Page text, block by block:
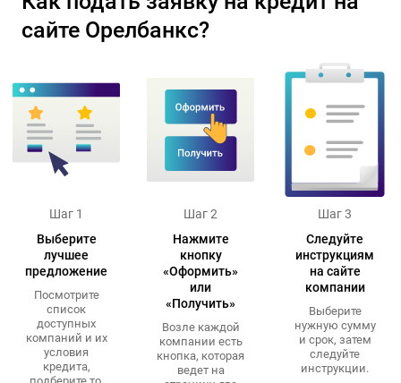
сайте Орелбанкс?
Шаг 1
Выберите
лучшее
предложение
Посмотрите
список
доступных
компаний и их
условия
кредита,
Шаг 2
Нажмите
кнопку
«Оформить»
или
«Получить»
Возле каждой
компании есть
кнопка, которая
ведет на
Шаг 3
Следуйте
инструкциям
на сайте
компании
Выберите
нужную сумму
и срок, затем
следуйте
инструкции.